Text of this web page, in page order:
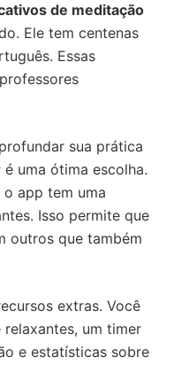
de meditação
Ele tem centenas
Essas
sua prática
é uma ótima escolha.
app tem uma
Isso permite que
outros que também
extras. Você
um timer
e estatísticas sobre